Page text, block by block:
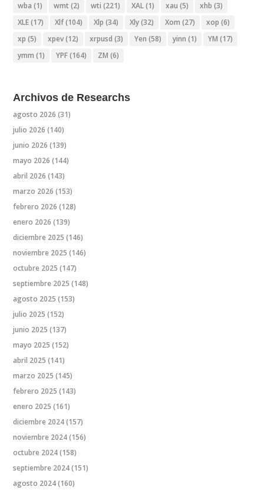
wba (1) wmt (2) wti (221) XAL(1) xau (5) xhb (3)
XLE(17) Xlf(104) Xlp (34) Xly(32) Xom (27) xop (6)
xp (5) xpev(12) xrpusd (3) Yen (58) yinn (1) YM (17)
ymm (1) YPF(164) ZM (6)
Archivos de Researchs
agosto 2026 (31)
julio 2026 (140)
junio 2026 (139)
mayo 2026 (144)
abril 2026 (143)
marzo 2026 (153)
febrero 2026 (128)
enero 2026 (139)
diciembre 2025 (146)
noviembre 2025 (146)
octubre 2025 (147)
septiembre 2025 (148)
agosto 2025 (153)
julio 2025 (152)
junio 2025 (137)
mayo 2025 (152)
abril 2025 (141)
marzo 2025 (145)
febrero 2025 (143)
enero 2025 (161)
diciembre 2024(157)
noviembre 2024(156)
octubre 2024(158)
septiembre 2024(151)
agosto 2024(160)